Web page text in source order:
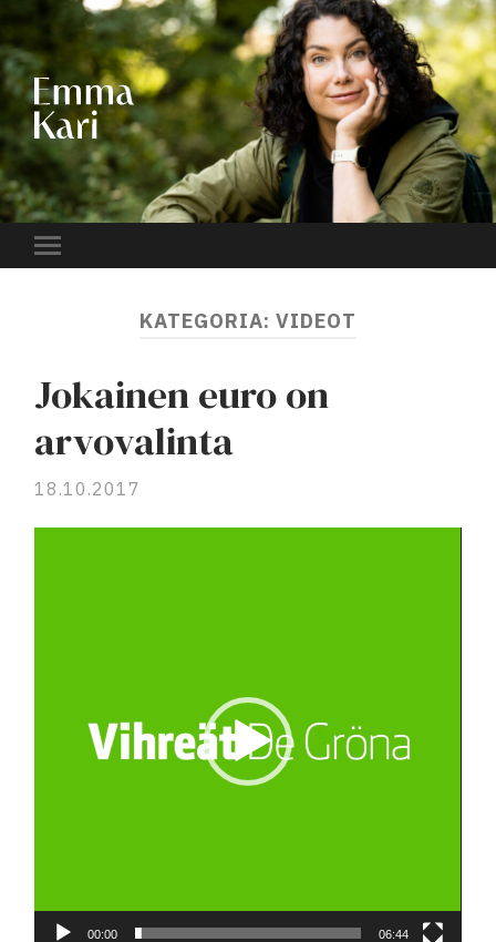
EMMA
KARI
Toggle
KATEGORIA: VIDEOT
Jokainen euro on
arvovalinta
18.10.2017
00:00 06:44